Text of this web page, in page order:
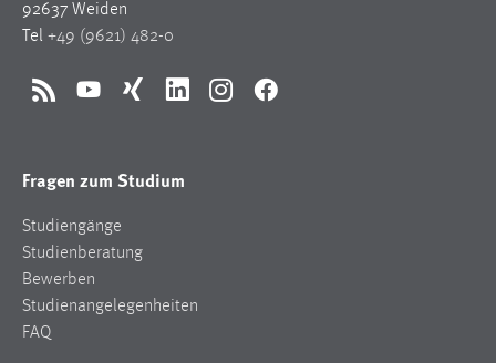
92637 Weiden
Tel +49 (9621) 482-0
RSS YouTubeXing LinkedInInstagramFacebook
Fragen zum Studium
Studiengänge
Studienberatung
Bewerben
Studienangelegenheiten
FAQ